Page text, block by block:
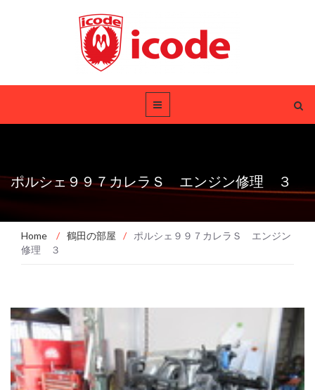
ポルシェ９９７カレラＳ エンジン修理 ３
Home / 鶴田の部屋 /
ポルシェ９９７カレラＳ エンジン
修理 ３